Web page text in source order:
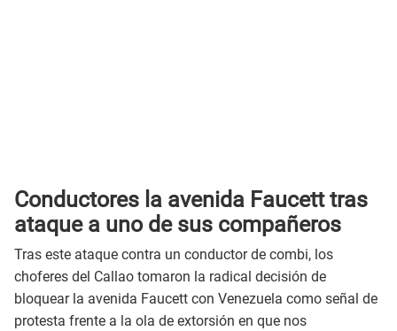
Conductores la avenida Faucett tras
ataque a uno de sus compañeros
Tras este ataque contra un conductor de combi, los
choferes del Callao tomaron la radical decisión de
bloquear la avenida Faucett con Venezuela como señal de
protesta frente a la ola de extorsión en que nos